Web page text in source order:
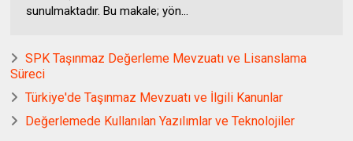
sunulmaktadır. Bu makale; yön...
SPK Taşınmaz Değerleme Mevzuatı ve Lisanslama
Süreci
Türkiye'de Taşınmaz Mevzuatı ve İlgili Kanunlar
Değerlemede Kullanılan Yazılımlar ve Teknolojiler